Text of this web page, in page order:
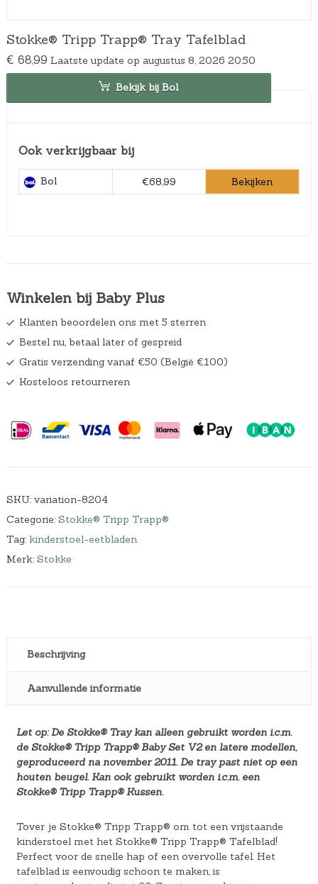
Stokke® Tripp Trapp® Tray Tafelblad
€ 68,99 Laatste update op augustus 8, 2026 20:50
Bekijk bij Bol
Ook verkrijgbaar bij
Bol €68,99 Bekijken
Winkelen bij Baby Plus
Klanten beoordelen ons met 5 sterren
Bestel nu, betaal later of gespreid
Gratis verzending vanaf €50 (België €100)
Kosteloos retourneren
SKU: variation-8204
Categorie: Stokke® Tripp Trapp®
Tag: kinderstoel-eetbladen
Merk: Stokke
Beschrijving
Aanvullende informatie
Let op: De Stokke® Tray kan alleen gebruikt worden i.c.m.
de Stokke® Tripp Trapp® Baby Set V2 en latere modellen,
geproduceerd na november 2011. De tray past niet op een
houten beugel. Kan ook gebruikt worden i.c.m. een
Stokke® Tripp Trapp® Kussen.
Tover je Stokke® Tripp Trapp® om tot een vrijstaande
kinderstoel met het Stokke® Tripp Trapp® Tafelblad!
Perfect voor de snelle hap of een overvolle tafel. Het
tafelblad is eenvoudig schoon te maken, is